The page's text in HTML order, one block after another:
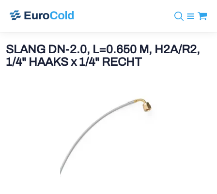
info@eurocold.nl
Merken
BOCK
Koudemiddelen
Diensten
SLANG DN-2.0, L=0.650 M, H2A/R2,
1/4" HAAKS x 1/4" RECHT